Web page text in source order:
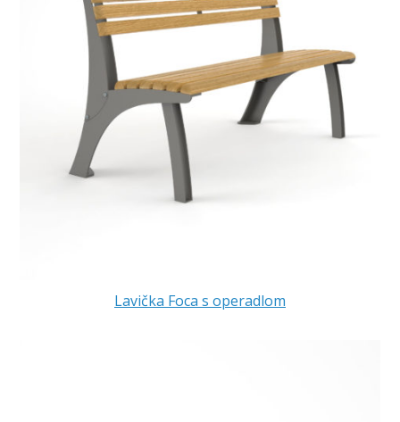
Lavička Foca s operadlom